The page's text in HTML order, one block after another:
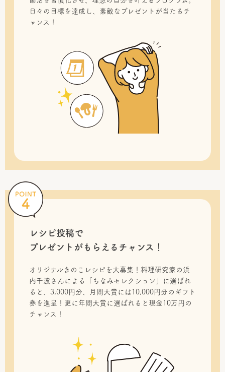
日々の目標を達成し、素敵なプレゼントが当たるチ
ャンス！
レシピ投稿で
プレゼントがもらえるチャンス！
オリジナルきのこレシピを大募集！料理研究家の浜
内千波さんによる「ちなみセレクション」に選ばれ
ると、3,000円分、月間大賞には10,000円分のギフト
券を進呈！更に年間大賞に選ばれると現金10万円の
チャンス！